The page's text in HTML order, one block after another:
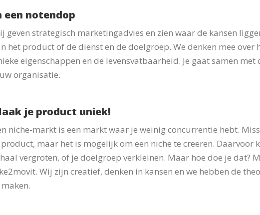
een notendop
geven strategisch marketingadvies en zien waar de kansen
het product of de dienst en de doelgroep. We denken mee
eigenschappen en de levensvatbaarheid. Je gaat samen met
organisatie.
je product uniek!
niche-markt is een markt waar je weinig concurrentie hebt.
maar het is mogelijk om een niche te creëren. Daarvoor
vergroten, of je doelgroep verkleinen. Maar hoe doe je dat?
Wij zijn creatief, denken in kansen en we hebben de